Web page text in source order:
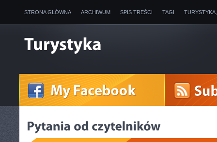
STRONA GŁÓWNA ARCHIWUM SPIS TREŚCI TAGI